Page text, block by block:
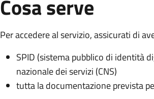
Cosa serve
Per accedere al servizio, assicurati di
SPID (sistema pubblico di identità
nazionale dei servizi (CNS)
tutta la documentazione prevista